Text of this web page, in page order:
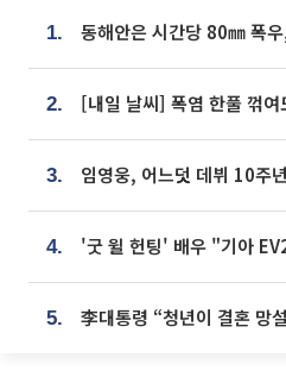
1.
2.
3.
4.
5.